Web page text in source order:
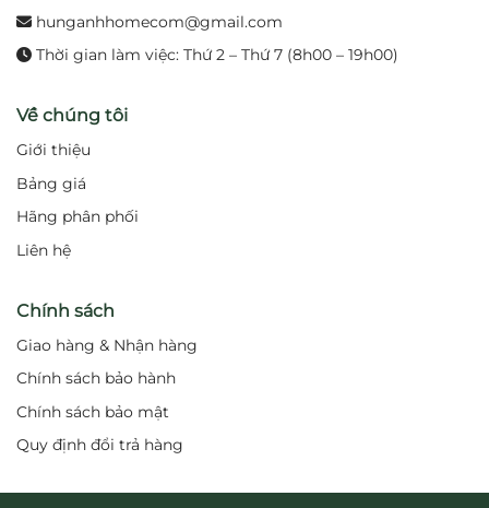
hunganhhomecom@gmail.com
Thời gian làm việc: Thứ 2 – Thứ 7 (8h00 – 19h00)
Về chúng tôi
Giới thiệu
Bảng giá
Hãng phân phối
Liên hệ
Chính sách
Giao hàng & Nhận hàng
Chính sách bảo hành
Chính sách bảo mật
Quy định đổi trả hàng